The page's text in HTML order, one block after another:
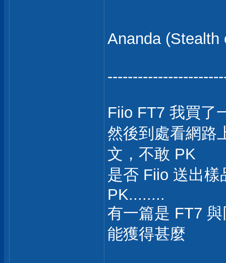
Ananda (Stealth
Fiio FT7 我買了
然後到處看網路
文，不敢 PK
是否 Fiio 送出樣
PK........
有一篇是 FT7
能獲得甚麼